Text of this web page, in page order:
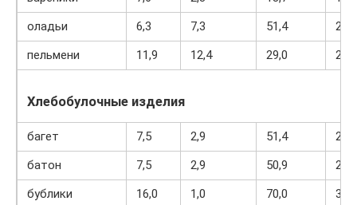
оладьи
6,3 7,3 51,4
294
пельмени
11,9 12,4 29,0 275
Хлебобулочные изделия
багет 7,5 2,9 51,4
262
батон
7,5 2,9 50,9
264
бублики
16,0 1,0 70,0
336